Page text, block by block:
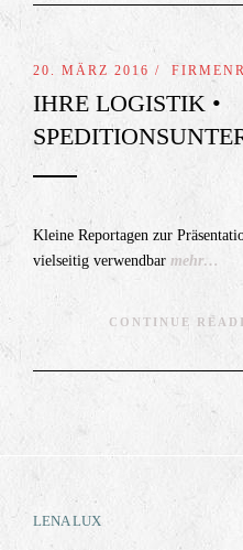
20. MÄRZ 2016 /
IHRE LOGISTIK •
Kleine Reportagen zur
vielseitig verwendbar mehr…
CONTINUE
LENA LUX